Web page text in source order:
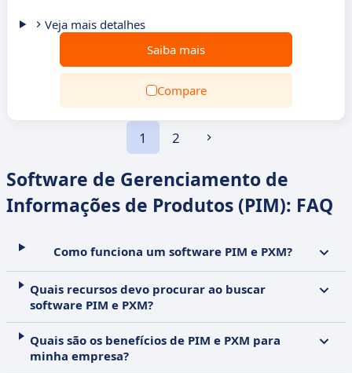
Veja mais detalhes
Saiba mais
Compare
1 2
Software de Gerenciamento de
Informações de Produtos (PIM): FAQ
Como funciona um software PIM e PXM?
Quais recursos devo procurar ao buscar
software PIM e PXM?
Quais são os benefícios de PIM e PXM para
minha empresa?